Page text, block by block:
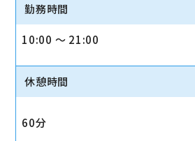
勤務時間
10:00 〜 21:00
休憩時間
60分